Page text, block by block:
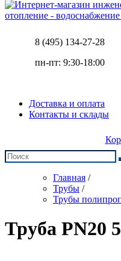
отопление -
8 (495) 134-27-28
пн-пт: 9:30-18:00
Доставка и оплата
Контакты и склады
Главная /
Трубы /
Трубы
Труба PN20